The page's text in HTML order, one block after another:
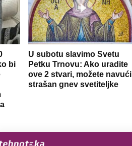
bi
U subotu slavimo Svetu
Petku Trnovu: Ako uradite
ove 2 stvari, možete navući
strašan gnev svetiteljke